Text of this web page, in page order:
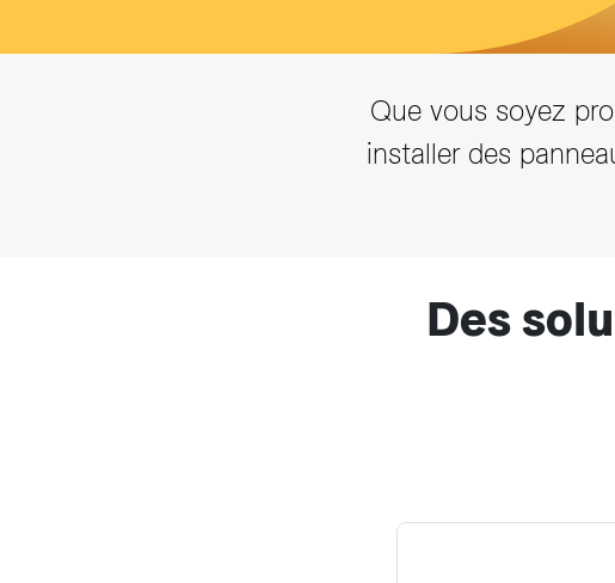
Que vous soyez
installer des
Des